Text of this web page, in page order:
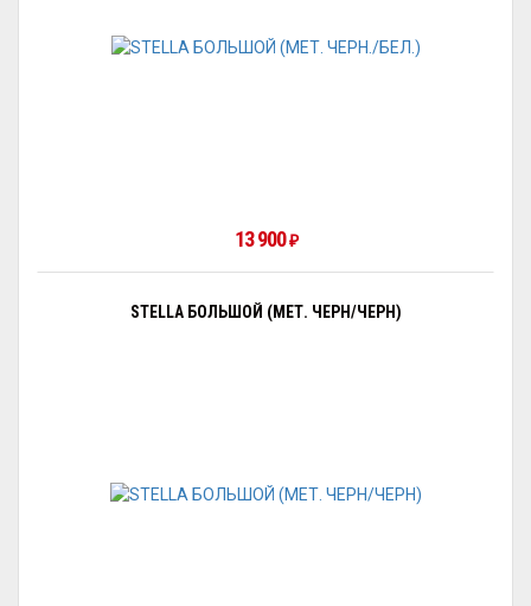
13 900₽
STELLA БОЛЬШОЙ (МЕТ. ЧЕРН/ЧЕРН)